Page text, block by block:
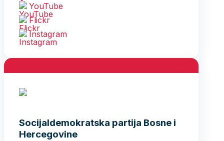
YouTube
Flickr
Instagram
Socijaldemokratska partija Bosne i
Hercegovine